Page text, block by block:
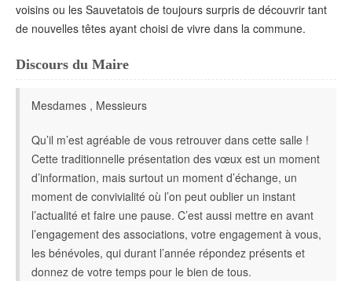
voisins ou les Sauvetatois de toujours surpris de découvrir tant
de nouvelles têtes ayant choisi de vivre dans la commune.
Discours du Maire
Mesdames , Messieurs
Qu’il m’est agréable de vous retrouver dans cette salle !
Cette traditionnelle présentation des vœux est un moment
d’information, mais surtout un moment d’échange, un
moment de convivialité où l’on peut oublier un instant
l’actualité et faire une pause. C’est aussi mettre en avant
l’engagement des associations, votre engagement à vous,
les bénévoles, qui durant l’année répondez présents et
donnez de votre temps pour le bien de tous.